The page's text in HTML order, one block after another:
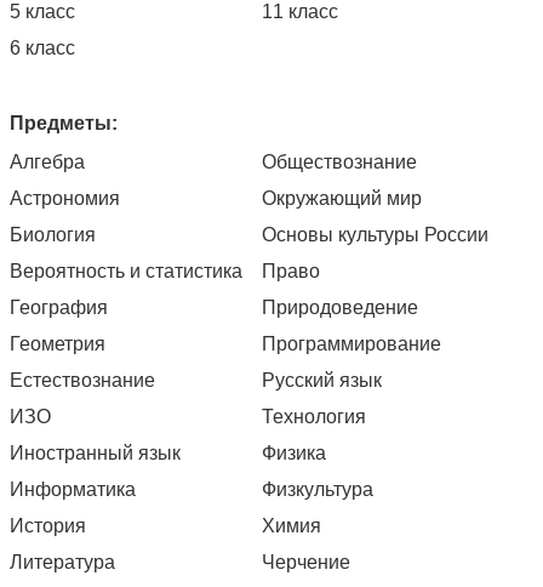
5 класс
6 класс
11 класс
Предметы:
Алгебра
Астрономия
Биология
Вероятность и статистика
География
Геометрия
Естествознание
ИЗО
Иностранный язык
Информатика
История
Литература
Обществознание
Окружающий мир
Основы культуры России
Право
Природоведение
Программирование
Русский язык
Технология
Физика
Физкультура
Химия
Черчение